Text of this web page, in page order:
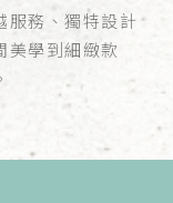
服務、獨特設計
美學到細緻款